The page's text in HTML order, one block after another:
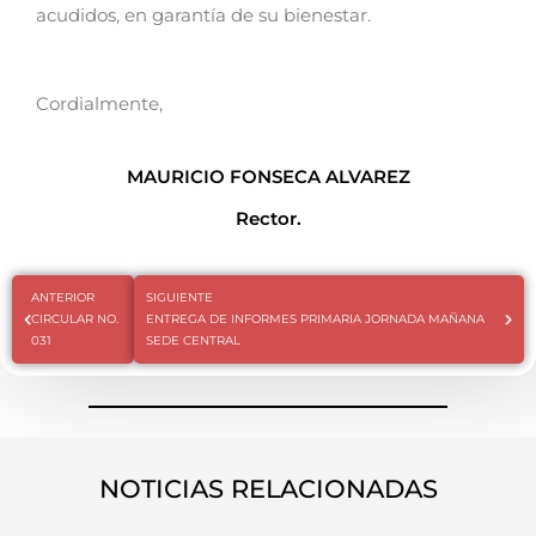
acudidos, en garantía de su bienestar.
Cordialmente,
MAURICIO FONSECA ALVAREZ
Rector.
ANTERIOR
CIRCULAR NO.
031
SIGUIENTE
ENTREGA DE INFORMES PRIMARIA JORNADA MAÑANA
SEDE CENTRAL
NOTICIAS RELACIONADAS